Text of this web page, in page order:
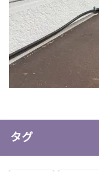
タグ